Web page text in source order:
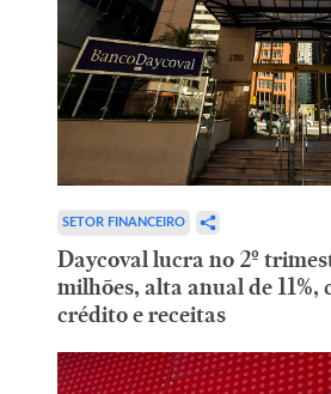
SETOR FINANCEIRO
Daycoval lucra no 2º
milhões, alta anual de 11%,
crédito e receitas